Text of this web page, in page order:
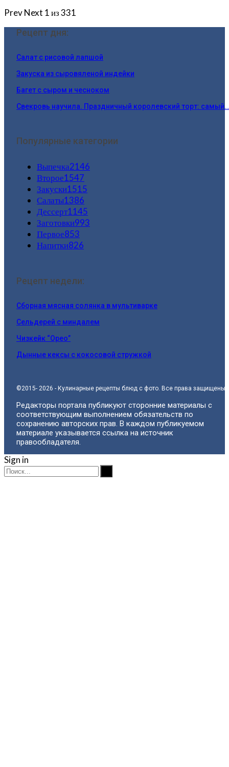
PrevNext 1 из 331
Рецепт дня:
Салат с рисовой лапшой
Закуска из сыровяленой индейки
Багет с сыром и чесноком
Свекровь научила. Праздничный королевский торт: самый…
Популярные категории
Выпечка2146
Второе1547
Закуски1515
Салаты1386
Дессерт1145
Заготовки993
Первое853
Напитки826
Рецепт недели:
Сборная мясная солянка в мультиварке
Сельдерей с миндалем
Чизкейк “Орео”
Дынные кексы с кокосовой стружкой
©2015- 2026 - Кулинарные рецепты блюд с фото. Все права защищены.
Редакторы портала публикуют сторонние материалы с
соответствующим выполнением обязательств по
сохранению авторских прав. В каждом публикуемом
материале указывается ссылка на источник
правообладателя.
Sign in